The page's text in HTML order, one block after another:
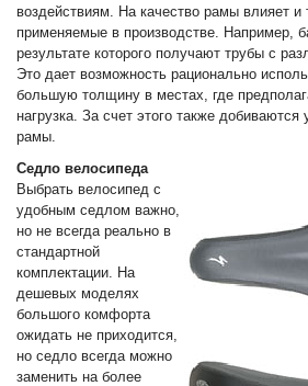
On-line запись на
сервисное обслуживание
О
компании
Условия
работы
Оплата
Новости
Отзывы
воздействиям. На качество рамы влияет и
применяемые в производстве. Например,
результате которого получают трубы с
Это дает возможность рационально
большую толщину в местах, где
нагрузка. За счет этого также
рамы.
Cедло велосипеда
Выбрать велосипед с
удобным седлом важно,
но не всегда реально в
стандартной
комплектации. На
дешевых моделях
большого комфорта
ожидать не приходится,
но седло всегда можно
заменить на более